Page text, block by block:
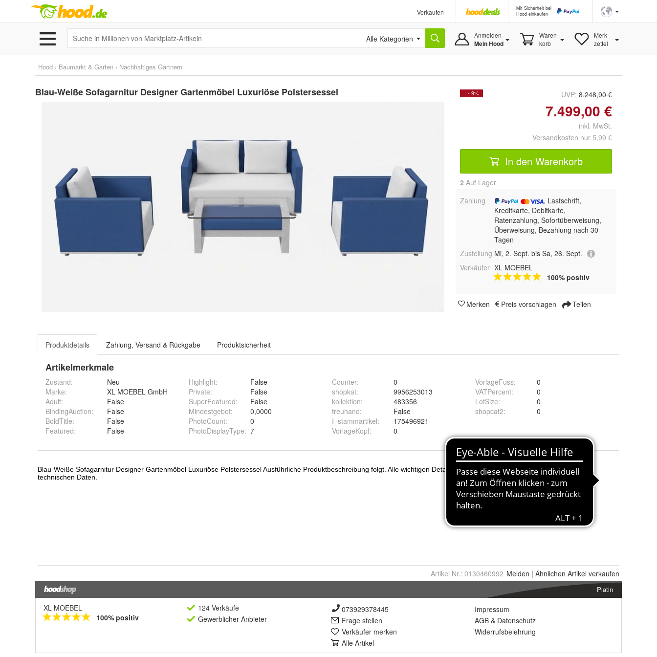
Verkaufen
Mit Sicherheit bei
Hood einkaufen
Alle Kategorien Anmelden
Mein Hood
Waren-
korb
Merk-
zettel
Hood › Baumarkt & Garten › Nachhaltiges Gärtnern
Blau-Weiße Sofagarnitur Designer Gartenmöbel Luxuriöse Polstersessel - 9% UVP: 8.248,90 €
7.499,00 €
inkl. MwSt.
Versandkosten nur 5,99 €
In den Warenkorb
2 Auf Lager
Zahlung
, Lastschrift,
Kreditkarte, Debitkarte,
Ratenzahlung, Sofortüberweisung,
Überweisung, Bezahlung nach 30
Tagen
Zustellung Mi, 2. Sept. bis Sa, 26. Sept.
Verkäufer XL MOEBEL
100% positiv
Merken Preis vorschlagen Teilen
Produktdetails Zahlung, Versand & Rückgabe Produktsicherheit
Artikelmerkmale
Zustand:
Neu
Marke:
XL MOEBEL GmbH
Adult:
False
BindingAuction:
False
BoldTitle:
False
Featured: False
Highlight:
False
Private:
False
SuperFeatured:
False
Mindestgebot:
0,0000
PhotoCount:
0
PhotoDisplayType: 7
Counter:
0
shopkat:
9956253013
kollektion:
483356
treuhand:
False
I_stammartikel:
175496921
VorlageKopf: 0
VorlageFuss:
0
VATPercent:
0
LotSize:
0
shopcat2: 0
Artikel Nr.: 0130460992 Melden | Ähnlichen Artikel verkaufen
Platin
XL MOEBEL
100% positiv
124 Verkäufe
Gewerblicher Anbieter
073929378445
Frage stellen
Verkäufer merken
Alle Artikel
Impressum
AGB & Datenschutz
Widerrufsbelehrung